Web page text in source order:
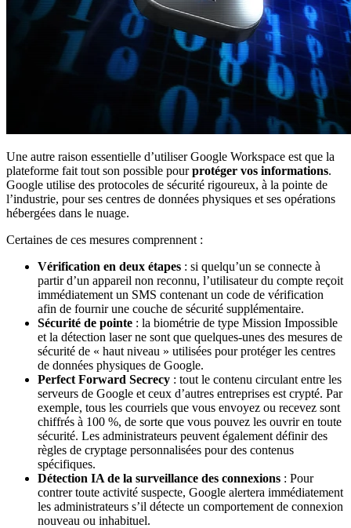
Une autre raison essentielle d’utiliser Google Workspace est que la
plateforme fait tout son possible pourprotéger vos informations.
Google utilise des protocoles de sécurité rigoureux, à la pointe de
l’industrie, pour ses centres de données physiques et ses opérations
hébergées dans le nuage.
Certaines de ces mesures comprennent :
Vérification en deux étapes : si quelqu’un se connecte à
partir d’un appareil non reconnu, l’utilisateur du compte reçoit
immédiatement un SMS contenant un code de vérification
afin de fournir une couche de sécurité supplémentaire.
Sécurité de pointe : la biométrie de type Mission Impossible
et la détection laser ne sont que quelques-unes des mesures de
sécurité de « haut niveau » utilisées pour protéger les centres
de données physiques de Google.
Perfect Forward Secrecy : tout le contenu circulant entre les
serveurs de Google et ceux d’autres entreprises est crypté. Par
exemple, tous les courriels que vous envoyez ou recevez sont
chiffrés à 100 %, de sorte que vous pouvez les ouvrir en toute
sécurité. Les administrateurs peuvent également définir des
règles de cryptage personnalisées pour des contenus
spécifiques.
Détection IA de la surveillance des connexions : Pour
contrer toute activité suspecte, Google alertera immédiatement
les administrateurs s’il détecte un comportement de connexion
nouveau ou inhabituel.